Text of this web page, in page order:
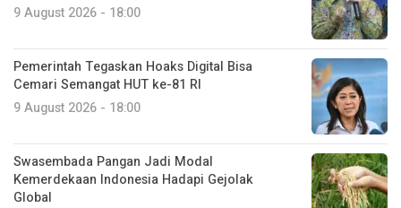
9 August 2026 - 18:00
Pemerintah Tegaskan Hoaks Digital Bisa
Cemari Semangat HUT ke-81 RI
9 August 2026 - 18:00
Swasembada Pangan Jadi Modal
Kemerdekaan Indonesia Hadapi Gejolak
Global